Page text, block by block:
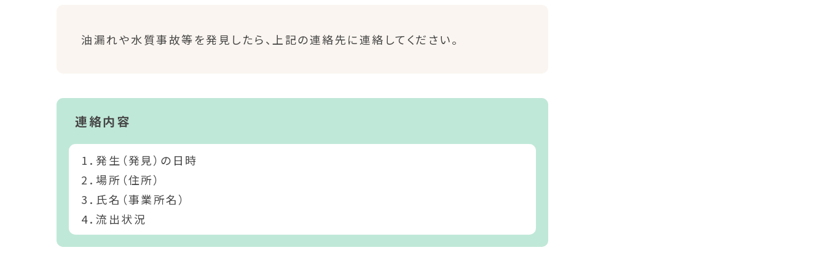
油漏れや水質事故等を発見したら、上記の連絡先に連絡してください。
連絡内容
1．発生（発見）の日時
2．場所（住所）
3．氏名（事業所名）
4．流出状況